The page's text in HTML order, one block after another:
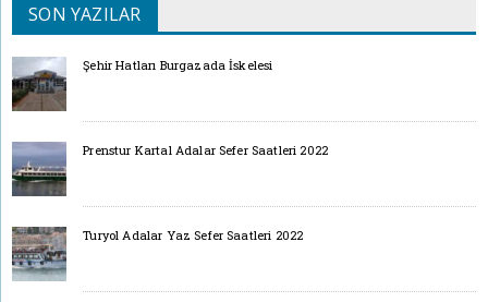
SON YAZILAR
Şehir Hatları Burgazada İskelesi
Prenstur Kartal Adalar Sefer Saatleri 2022
Turyol Adalar Yaz Sefer Saatleri 2022